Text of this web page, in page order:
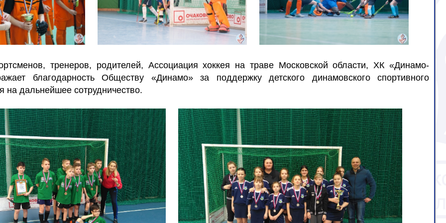
тренеров, родителей, Ассоциация хоккея на траве Московской области, ХК «Динамо-
благодарность Обществу «Динамо» за поддержку детского динамовского спортивного
на дальнейшее сотрудничество.